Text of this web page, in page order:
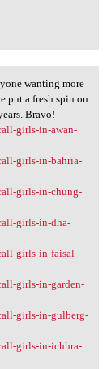
wanting more
put a fresh spin on
Bravo!
girls-in-awan-
girls-in-bahria-
girls-in-chung-
girls-in-dha-
girls-in-faisal-
girls-in-garden-
girls-in-gulberg-
girls-in-ichhra-